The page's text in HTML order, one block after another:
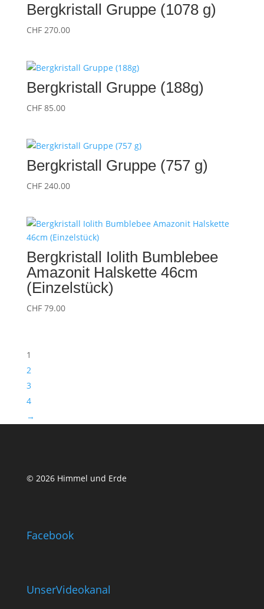
Bergkristall Gruppe (1078 g)
CHF270.00
Bergkristall Gruppe (188g)
CHF85.00
Bergkristall Gruppe (757 g)
CHF240.00
Bergkristall Iolith Bumblebee
Amazonit Halskette 46cm
(Einzelstück)
CHF79.00
1
2
3
4
→
© 2026 Himmel und Erde
Facebook
UnserVideokanal